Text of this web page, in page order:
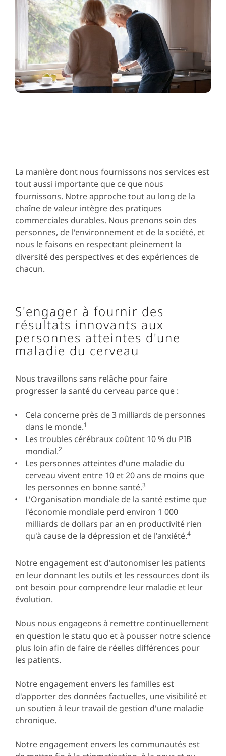
La manière dont nous fournissons nos services est
tout aussi importante que ce que nous
fournissons. Notre approche tout au long de la
chaîne de valeur intègre des pratiques
commerciales durables. Nous prenons soin des
personnes, de l'environnement et de la société, et
nous le faisons en respectant pleinement la
diversité des perspectives et des expériences de
chacun.
S'engager à fournir des
résultats innovants aux
personnes atteintes d'une
maladie du cerveau
Nous travaillons sans relâche pour faire
progresser la santé du cerveau parce que :
Cela concerne près de 3 milliards de personnes
dans le monde.1
Les troubles cérébraux coûtent 10 % du PIB
mondial.2
Les personnes atteintes d'une maladie du
cerveau vivent entre 10 et 20 ans de moins que
les personnes en bonne santé.3
L'Organisation mondiale de la santé estime que
l'économie mondiale perd environ 1 000
milliards de dollars par an en productivité rien
qu'à cause de la dépression et de l'anxiété.4
Notre engagement est d'autonomiser les patients
en leur donnant les outils et les ressources dont ils
ont besoin pour comprendre leur maladie et leur
évolution.
Nous nous engageons à remettre continuellement
en question le statu quo et à pousser notre science
plus loin afin de faire de réelles différences pour
les patients.
Notre engagement envers les familles est
d'apporter des données factuelles, une visibilité et
un soutien à leur travail de gestion d'une maladie
chronique.
Notre engagement envers les communautés est